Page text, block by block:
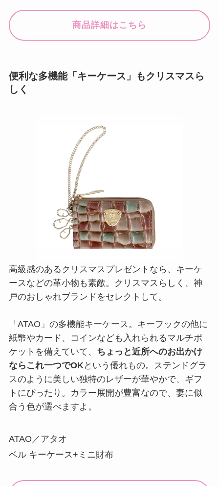
商品詳細はこちら
便利な多機能「キーケース」もクリスマスら
しく
高級感のあるクリスマスプレゼントなら、キーケ
ースなどの革小物も素敵。クリスマスらしく、神
戸のおしゃれブランドをセレクトして。
「ATAO」の多機能キーケース。キーフックの他に
紙幣やカード、コインなども入れられるマルチポ
ケットを備えていて、 ちょっと近所へのお出かけ
ならこれ一つでOKという優れもの。ステンドグラ
スのように美しい独特のレザーが華やかで、ギフ
トにぴったり。カラー展開が豊富なので、妻に似
合う色が選べますよ。
ATAO／アタオ
ベル キーケース+ミニ財布